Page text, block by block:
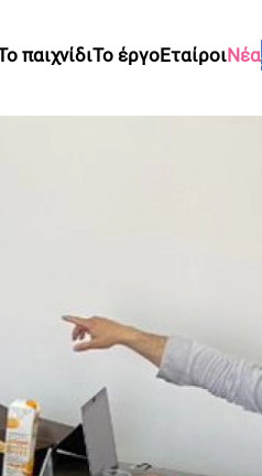
παιχνίδιΤο έργοΕταίροιΝέα